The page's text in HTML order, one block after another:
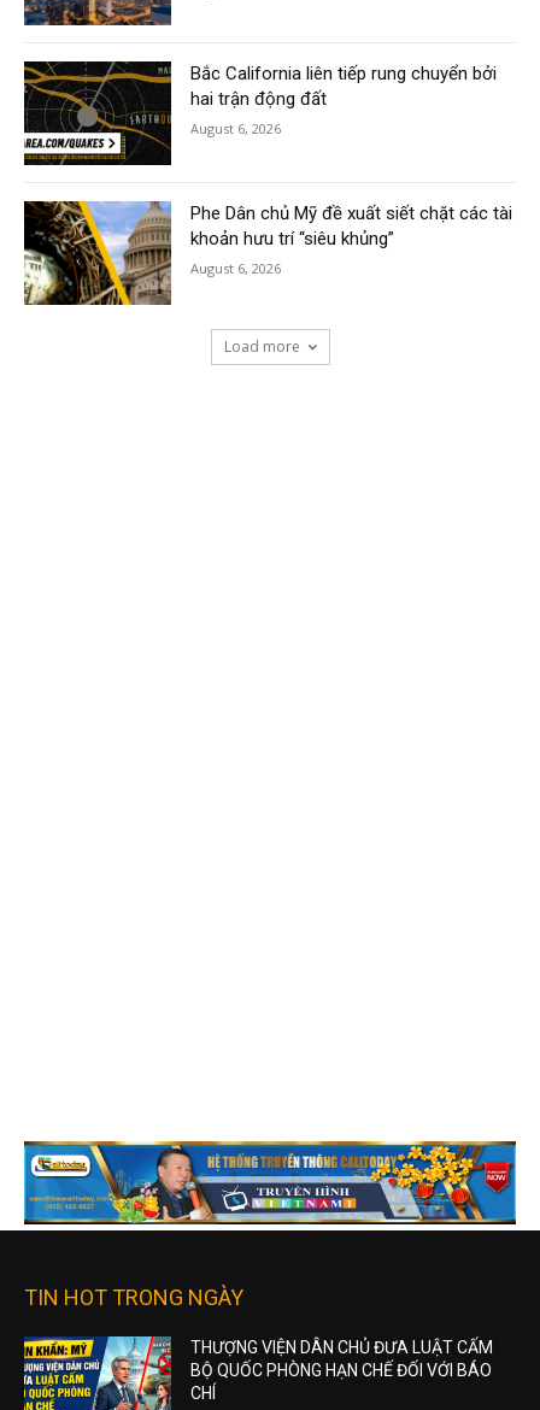
Bắc California liên tiếp rung chuyển bởi
hai trận động đất
August 6, 2026
Phe Dân chủ Mỹ đề xuất siết chặt các tài
khoản hưu trí “siêu khủng”
August 6, 2026
Load more
TIN HOT TRONG NGÀY
THƯỢNG VIỆN DÂN CHỦ ĐƯA LUẬT CẤM
BỘ QUỐC PHÒNG HẠN CHẾ ĐỐI VỚI BÁO
CHÍ